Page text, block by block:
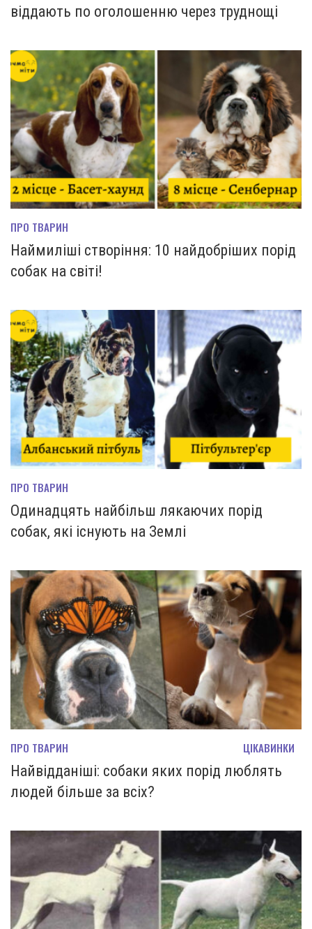
віддають по оголошенню через труднощі
ПРО ТВАРИН
Наймиліші створіння: 10 найдобріших порід
собак на світі!
ПРО ТВАРИН
Одинадцять найбільш лякаючих порід
собак, які існують на Землі
ПРО ТВАРИН ЦІКАВИНКИ
Найвідданіші: собаки яких порід люблять
людей більше за всіх?